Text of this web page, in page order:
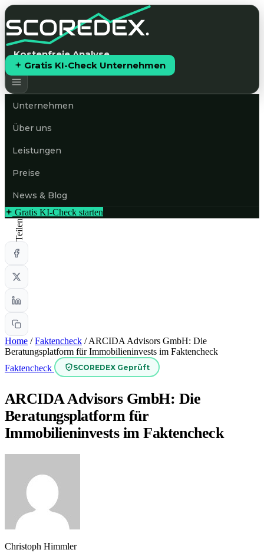
Kostenfreie Analyse
Gratis KI-Check Unternehmen
Unternehmen
Über uns
Leistungen
Preise
News & Blog
Gratis KI-Check starten
Teilen
Home / Faktencheck / ARCIDA Advisors GmbH: Die
Beratungsplatform für Immobilieninvests im Faktencheck
Faktencheck
SCOREDEX Geprüft
ARCIDA Advisors GmbH: Die
Beratungsplatform für
Immobilieninvests im Faktencheck
Christoph Himmler